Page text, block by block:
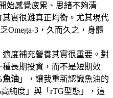
始感覺疲累、思緒不夠清
實很難真正均衡。尤其現代
Omega-3，久而久之，身體
度補充營養其實很重要。對
長期投資，而不是短期效
魚油 」，讓我重新認識魚油的
純度」與「rTG型態」，這